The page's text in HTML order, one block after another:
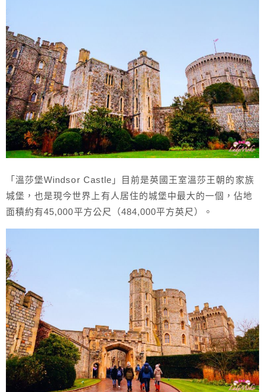
「溫莎堡Windsor Castle」目前是英國王室溫莎王朝的家族
城堡，也是現今世界上有人居住的城堡中最大的一個，佔地
面積約有45,000平方公尺（484,000平方英尺）。